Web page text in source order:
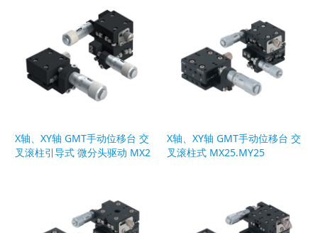
X轴、XY轴 GMT手动位移台 交
叉滚柱引导式 微分头驱动 MX2
X轴、XY轴 GMT手动位移台 交
叉滚柱式 MX25.MY25